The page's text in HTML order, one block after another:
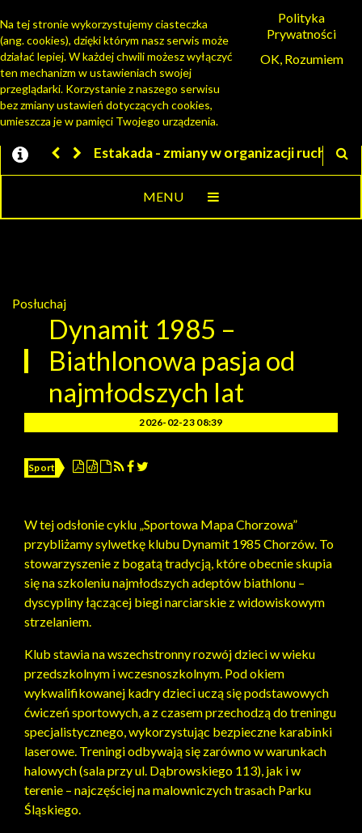
PORTAL MIESZKAŃCA
w organizacji ruchuJesteśmy w EZD
MENU
Posłuchaj
Dynamit 1985 –
Biathlonowa pasja od
najmłodszych lat
2026-02-23 08:39
Sport
W tej odsłonie cyklu „Sportowa Mapa Chorzowa”
przybliżamy sylwetkę klubu Dynamit 1985 Chorzów. To
stowarzyszenie z bogatą tradycją, które obecnie skupia
się na szkoleniu najmłodszych adeptów biathlonu –
dyscypliny łączącej biegi narciarskie z widowiskowym
strzelaniem.
Klub stawia na wszechstronny rozwój dzieci w wieku
przedszkolnym i wczesnoszkolnym. Pod okiem
wykwalifikowanej kadry dzieci uczą się podstawowych
ćwiczeń sportowych, a z czasem przechodzą do treningu
specjalistycznego, wykorzystując bezpieczne karabinki
laserowe. Treningi odbywają się zarówno w warunkach
halowych (sala przy ul. Dąbrowskiego 113), jak i w
terenie – najczęściej na malowniczych trasach Parku
Śląskiego.
Polityka
Prywatności
OK, Rozumiem
Na tej stronie wykorzystujemy ciasteczka
(ang. cookies), dzięki którym nasz serwis może
działać lepiej. W każdej chwili możesz wyłączyć
ten mechanizm w ustawieniach swojej
przeglądarki. Korzystanie z naszego serwisu
bez zmiany ustawień dotyczących cookies,
umieszcza je w pamięci Twojego urządzenia.